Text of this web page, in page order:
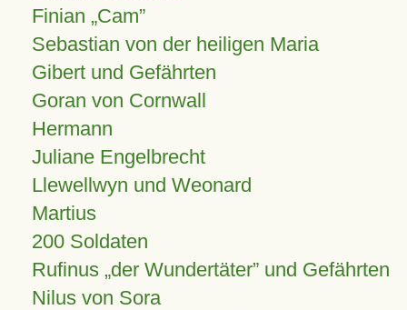
Finian Cam
Sebastian von der heiligen Maria
Gibert und Gefährten
Goran von Cornwall
Hermann
Juliane Engelbrecht
Llewellwyn und Weonard
Martius
200 Soldaten
Rufinus „der Wundertäter” und Gefährten
Nilus von Sora